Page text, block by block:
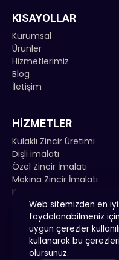
KISAYOLLAR
Kurumsal
Ürünler
Hizmetlerimiz
Blog
İletişim
HIZMETLER
Kulaklı Zincir Üretimi
Dişli imalatı
Özel Zincir İmalatı
Makina Zincir İmalatı
Konveyör Zinciri İmalatı
Zincir Gross © 2026 | Tüm
Web sitemizden en
faydalanabilmeniz
uygun çerezler
kullanarak bu
olursunuz.